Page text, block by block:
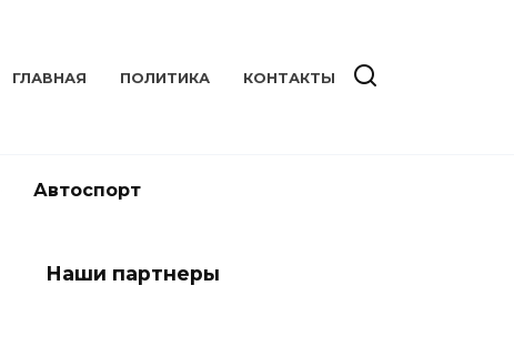
ГЛАВНАЯ ПОЛИТИКА КОНТАКТЫ
Автоспорт
Наши партнеры